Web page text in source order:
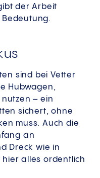
der Arbeit
sind bei Vetter
Hubwagen,
– ein
sichert, ohne
muss. Auch die
an
Dreck wie in
alles ordentlich